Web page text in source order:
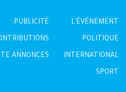
L'ÉVÉNEMENT
POLITIQUE
INTERNATIONAL
SPORT
PUBLICITÉ
ANNONCES